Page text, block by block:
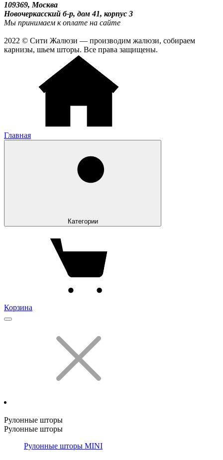
109369, Москва
Новочеркасский б-р, дом 41, корпус 3
Мы принимаем к оплате на сайте
2022 © Сити Жалюзи — производим жалюзи, собираем
карнизы, шьем шторы. Все права защищены.
Главная
Категории
Корзина
Рулонные шторы
Рулонные шторы
Рулонные шторы MINI